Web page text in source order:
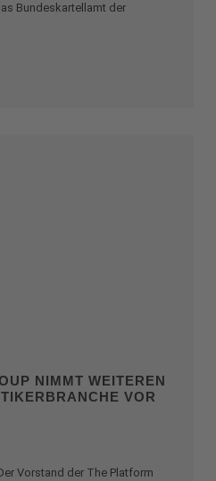
Bundeskartellamt der
NIMMT WEITEREN
VOR
Vorstand der The Platform